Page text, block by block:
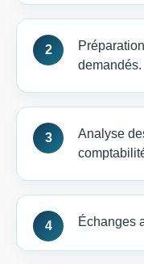
demandés.
Analyse
Échanges